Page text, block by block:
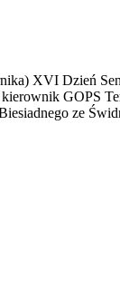
XVI Dzień
GOPS
ze